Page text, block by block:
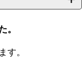
。
す。